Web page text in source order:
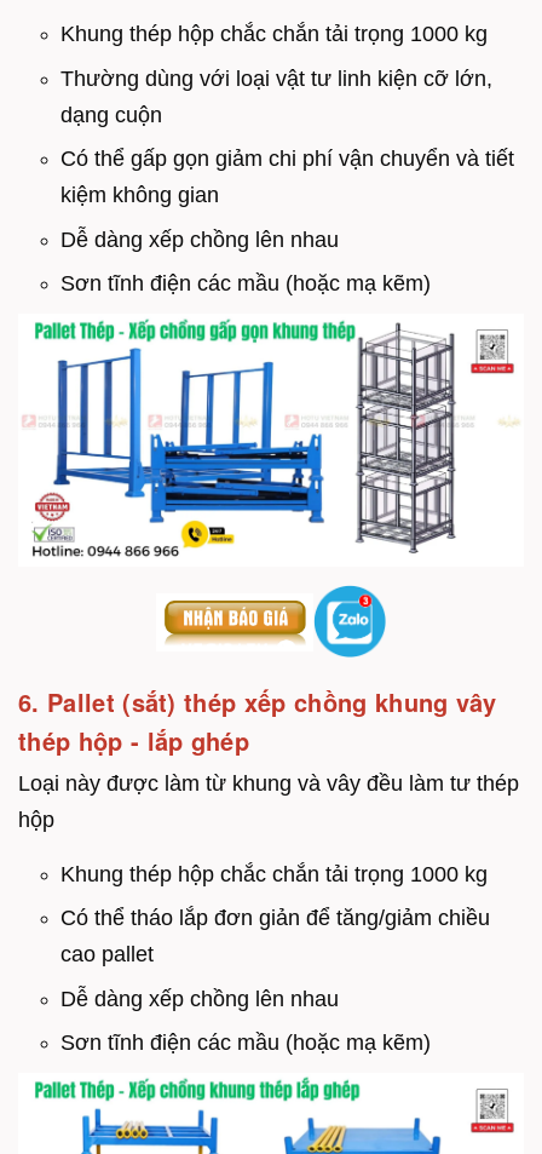
Khung thép hộp chắc chắn tải trọng 1000 kg
Thường dùng với loại vật tư linh kiện cỡ lớn,
dạng cuộn
Có thể gấp gọn giảm chi phí vận chuyển và tiết
kiệm không gian
Dễ dàng xếp chồng lên nhau
Sơn tĩnh điện các mầu (hoặc mạ kẽm)
6. Pallet (sắt) thép xếp chồng khung vây
thép hộp - lắp ghép
Loại này được làm từ khung và vây đều làm tư thép
hộp
Khung thép hộp chắc chắn tải trọng 1000 kg
Có thể tháo lắp đơn giản để tăng/giảm chiều
cao pallet
Dễ dàng xếp chồng lên nhau
Sơn tĩnh điện các mầu (hoặc mạ kẽm)